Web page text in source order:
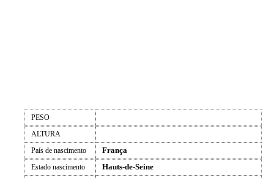
PESO
ALTURA
País de nascimento
França
Estado nascimento Hauts-de-Seine